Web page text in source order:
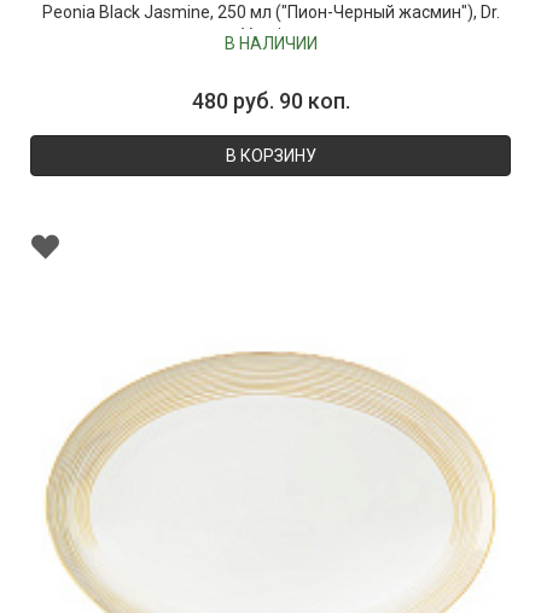
Peonia Black Jasmine, 250 мл ("Пион-Черный жасмин"), Dr.
Vranjes
В НАЛИЧИИ
480 руб. 90 коп.
В КОРЗИНУ